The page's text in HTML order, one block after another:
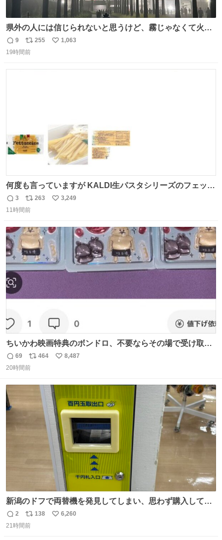
県外の人には信じられないと思うけど、霧じゃなくて火山
灰です🌋 #桜島
返
信
9
リ
ポ
255
い
1,063
19時間前
何度も言っていますが KALDI生パスタシリーズのフェット
チーネは 真剣(ガチ)で美味いぞ
返
信
3
リ
ポ
ト
数
263
い
数
3,249
11時間前
ちいかわ映画特典のボンドロ、不要ならその場で受け取り
辞退すれば良いのに白々しい
返
信
69
リ
ポ
数
464
い
数
8,487
20時間前
新潟のドフで両替機を発見してしまい、思わず購入してし
まい大阪に発送するイベントが発生
返
信
2
リ
ポ
138
い
6,260
21時間前